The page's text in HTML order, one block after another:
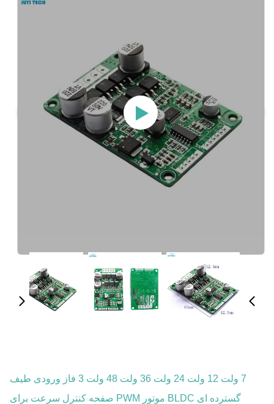
7 ولت 12 ولت 24 ولت 36 ولت 48 ولت 3 فاز ورودی طیف
گسترده ای BLDC موتور PWM صفحه کنترل سرعت برای